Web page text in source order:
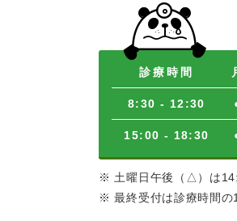
診療時間
8:30 - 12:30
15:00 - 18:30
※ 土曜日午後（△）は
※ 最終受付は診療時間の